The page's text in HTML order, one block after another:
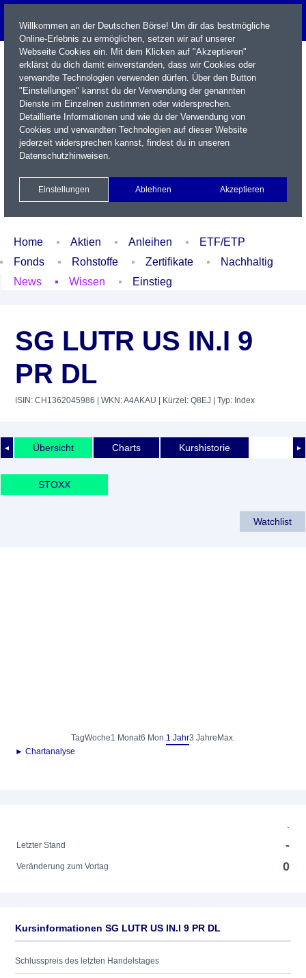
Name / WKN / ISIN / Kürzel
Xetra Realtime
Watchlist Portfolio Login
Home Aktien Anleihen
ETF/ETP
Fonds
Rohstoffe Zertifikate
Nachhaltig
News
Wissen Einstieg
SG LUTR US IN.I 9
PR DL
ISIN: CH1362045986 | WKN: A4AKAU | Kürzel: Q8EJ | Typ: Index
◄ ►
Übersicht Charts Kurshistorie
STOXX
Watchlist
TagWoche1 Monat6 Mon.1 Jahr3 Jahre Max.
► Chartanalyse
-
Letzter Stand
-
Veränderung zum Vortag 0
Kursinformationen SG LUTR US IN.I 9 PR DL
Schlusspreis des letzten Handelstages
Willkommen an der Deutschen Börse! Um dir das bestmögliche
Online-Erlebnis zu ermöglichen, setzen wir auf unserer
Webseite Cookies ein. Mit dem Klicken auf "Akzeptieren"
erklärst du dich damit einverstanden, dass wir Cookies oder
verwandte Technologien verwenden dürfen. Über den Button
"Einstellungen" kannst du der Verwendung der genannten
Dienste im Einzelnen zustimmen oder widersprechen.
Detaillierte Informationen und wie du der Verwendung von
Cookies und verwandten Technologien auf dieser Website
jederzeit widersprechen kannst, findest du in unseren
Datenschutzhinweisen.
Einstellungen Ablehnen Akzeptieren